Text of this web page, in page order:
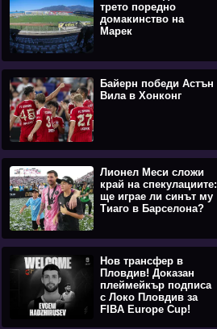
трето поредно
домакинство на
Марек
Байерн победи Астън
Вила в Хонконг
Лионел Меси сложи
край на спекулациите:
ще играе ли синът му
Тиаго в Барселона?
Нов трансфер в
Пловдив! Доказан
плеймейкър подписа
с Локо Пловдив за
FIBA Europe Cup!